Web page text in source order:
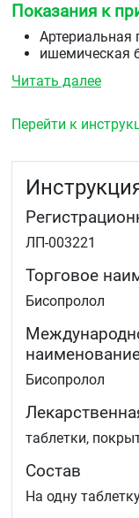
Показания к
Артериальная
ишемическая
хроническая
Читать далее
Перейти к
ЛП-003221
Торговое
Бисопролол
Бисопролол
таблетки,
Состав
На одну